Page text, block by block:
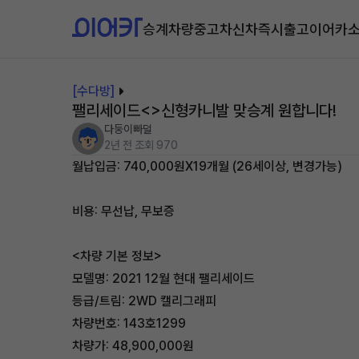
승계차량중고차신차즉시출고이어카
[수다방]
팰리세이드<>신형카니발 맞승계 원합니다!
다둥이빠덜
2년 전 조회 970
월납입금: 740,000원X19개월 (26세이상, 변경가능)
비용: 무선납, 무보증
<차량 기본 정보>
모델명: 2021 12월 현대 팰리세이드
등급/트림: 2WD 캘리그래피
차량번호: 143호1299
차량가: 48,900,000원